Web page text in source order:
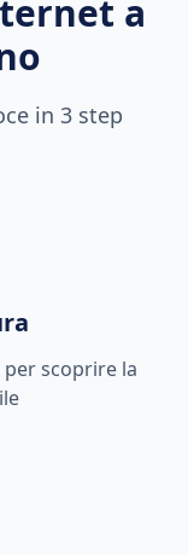
a
in 3 step
scoprire la